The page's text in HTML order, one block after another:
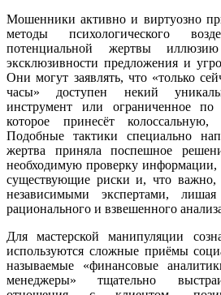
Мошенники активно и виртуозно
методы психологического
потенциальной жертвы
эксклюзивности предложения и
Они могут заявлять, что «только
часы» доступен некий
инструмент или ограниченное по
которое принесёт
Подобные тактики специально
жертва приняла поспешное
необходимую проверку информации,
существующие риски и, что важно,
независимыми экспертами,
рационального и взвешенного
Для мастерской манипуляции
используются сложные приёмы
называемые «финансовые
менеджеры» тщательно